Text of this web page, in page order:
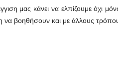
μας κάνει να ελπίζουμε όχι
να βοηθήσουν και με άλλους